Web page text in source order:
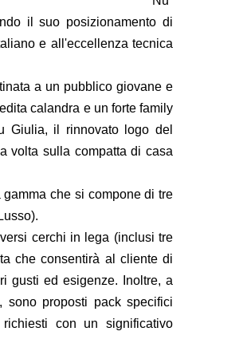
il suo posizionamento di
e all'eccellenza tecnica
a un pubblico giovane e
calandra e un forte family
Giulia, il rinnovato logo del
volta sulla compatta di casa
che si compone di tre
cerchi in lega (inclusi tre
che consentirà al cliente di
gusti ed esigenze. Inoltre, a
sono proposti pack specifici
con un significativo